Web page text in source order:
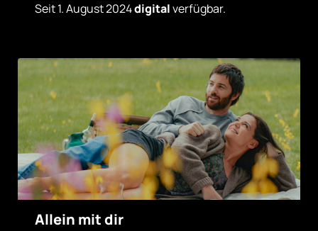
Seit 1. August 2024digitalverfügbar.
Allein mit dir